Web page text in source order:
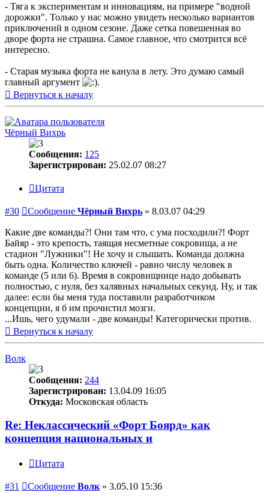
- Тяга к экспериментам и инновациям, на примере "водной
дорожки". Только у нас можно увидеть несколько вариантов
приключений в одном сезоне. Даже сетка повешенная во
дворе форта не страшна. Самое главное, что смотрится всё
интересно.
- Старая музыка форта не канула в лету. Это думаю самый
главный аргумент
.
Вернуться к началу
Чёрный Вихрь
Сообщения: 125
Зарегистрирован: 25.02.07 08:27
Цитата
#30 Сообщение Чёрный Вихрь » 8.03.07 04:29
Какие две команды?! Они там что, с ума посходили?! Форт
Байяр - это крепость, таящая несметные сокровища, а не
стадион "Лужники"! Не хочу и слышать. Команда должна
быть одна. Количество ключей - равно числу человек в
команде (5 или 6). Время в сокровищнице надо добывать
полностью, с нуля, без халявных начальных секунд. Ну, и так
далее: если бы меня туда поставили разработчиком
концепции, я б им прочистил мозги.
...Ишь, чего удумали - две команды! Категорически против.
Вернуться к началу
Волк
Сообщения: 244
Зарегистрирован: 13.04.09 16:05
Откуда: Московская область
Re: Неклассический «Форт Боярд» как
концепция национальных и
Цитата
#31 Сообщение Волк » 3.05.10 15:36